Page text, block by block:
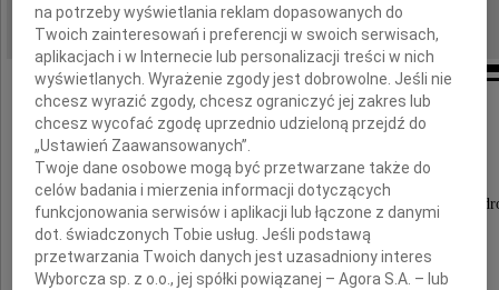
DATA EMISJI: 05.12.2009
w wieku 81 lat zmarł
mój najukochańszy Mąż, troskliwy Ojciec i Dziadek,
na potrzeby wyświetlania reklam dopasowanych do
Twoich zainteresowań i preferencji w swoich serwisach,
aplikacjach i w Internecie lub personalizacji treści w nich
wyświetlanych. Wyrażenie zgody jest dobrowolne. Jeśli nie
chcesz wyrazić zgody, chcesz ograniczyć jej zakres lub
chcesz wycofać zgodę uprzednio udzieloną przejdź do
„Ustawień Zaawansowanych”.
Twoje dane osobowe mogą być przetwarzane także do
celów badania i mierzenia informacji dotyczących
funkcjonowania serwisów i aplikacji lub łączone z danymi
dot. świadczonych Tobie usług. Jeśli podstawą
przetwarzania Twoich danych jest uzasadniony interes
Wyborcza sp. z o.o., jej spółki powiązanej – Agora S.A. – lub